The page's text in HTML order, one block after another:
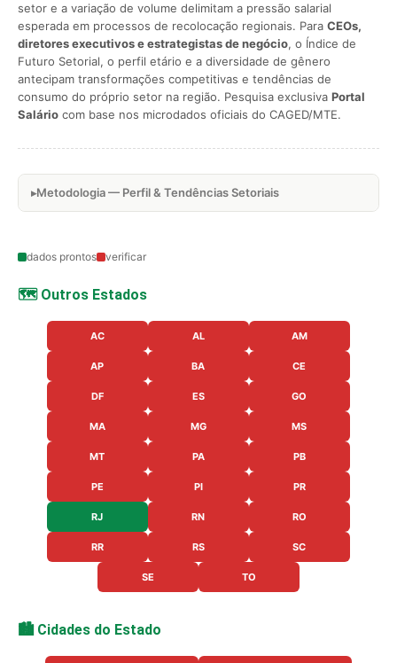
setor e a variação de volume delimitam a pressão salarial
esperada em processos de recolocação regionais. Para CEOs,
diretores executivos e estrategistas de negócio, o Índice de
Futuro Setorial, o perfil etário e a diversidade de gênero
antecipam transformações competitivas e tendências de
consumo do próprio setor na região. Pesquisa exclusiva Portal
Salário com base nos microdados oficiais do CAGED/MTE.
Metodologia — Perfil & Tendências Setoriais
dados prontos verificar
🗺️ Outros Estados
AC AL AM
AP BA CE
DF ES GO
MA MG MS
MT PA PB
PE PI PR
RJ RN RO
RR RS SC
SE TO
🏙️ Cidades do Estado